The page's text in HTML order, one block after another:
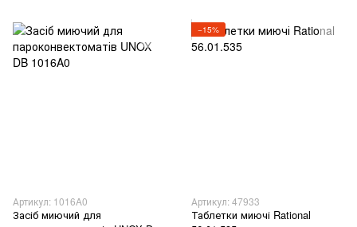
Артикул: 1016A0
Засіб миючий для
−15%
Артикул: 47933
Таблетки миючі Rational